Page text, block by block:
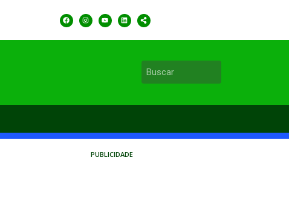
PUBLICIDADE